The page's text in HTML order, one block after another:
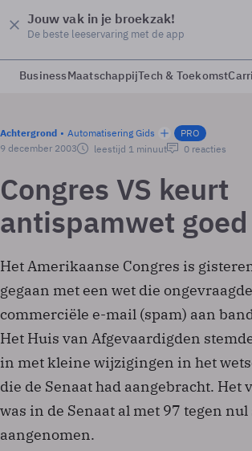
Jouw vak in je broekzak!
De beste leeservaring met de app
BusinessMaatschappijTech & Toekomst
Achtergrond Automatisering Gids
PRO
9 december 2003
leestijd 1 minuut 0 reacties
Congres VS keurt
antispamwet goed
Het Amerikaanse Congres is
gegaan met een wet die ongevraagde
commerciële e-mail (spam) aan
Het Huis van Afgevaardigden
in met kleine wijzigingen in het
die de Senaat had aangebracht. Het
was in de Senaat al met 97 tegen
aangenomen.